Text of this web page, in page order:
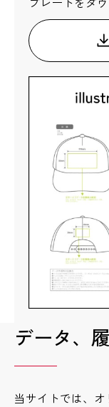
データ、
当サイトでは、